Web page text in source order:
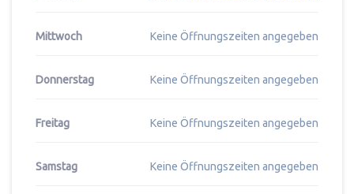
Mittwoch Keine Öffnungszeiten angegeben
Donnerstag Keine Öffnungszeiten angegeben
Freitag Keine Öffnungszeiten angegeben
Samstag Keine Öffnungszeiten angegeben